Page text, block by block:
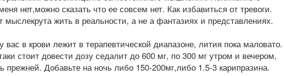
нет,можно сказать что ее совсем нет. Как избавиться от тревоги.
жить в реальности, а не а фантазиях и представлениях.
в крови лежит в терапевтической диапазоне, лития пока маловато.
стоит довести дозу седалит до 600 мг, по 300 мг утром и вечером,
прежней. Добавьте на ночь либо 150-200мг,либо 1.5-3 карипразина.